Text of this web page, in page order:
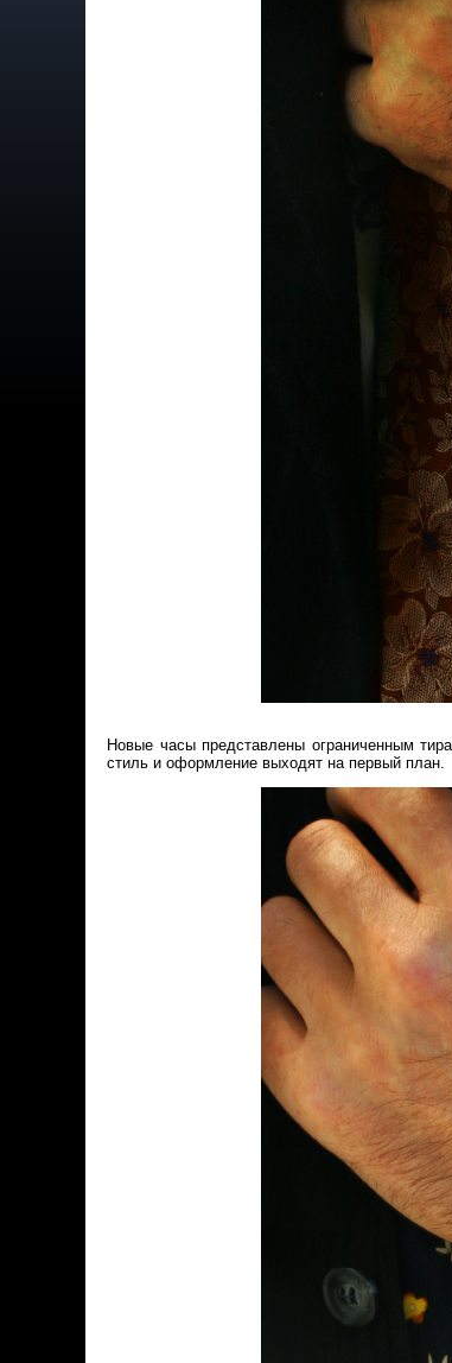
Новые часы представлены ограниченным
стиль и оформление выходят на первый план.